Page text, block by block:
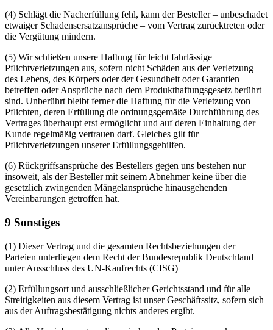
(4) Schlägt die Nacherfüllung fehl, kann der Besteller – unbeschadet
etwaiger Schadensersatzansprüche – vom Vertrag zurücktreten oder
die Vergütung mindern.
(5) Wir schließen unsere Haftung für leicht fahrlässige
Pflichtverletzungen aus, sofern nicht Schäden aus der Verletzung
des Lebens, des Körpers oder der Gesundheit oder Garantien
betreffen oder Ansprüche nach dem Produkthaftungsgesetz berührt
sind. Unberührt bleibt ferner die Haftung für die Verletzung von
Pflichten, deren Erfüllung die ordnungsgemäße Durchführung des
Vertrages überhaupt erst ermöglicht und auf deren Einhaltung der
Kunde regelmäßig vertrauen darf. Gleiches gilt für
Pflichtverletzungen unserer Erfüllungsgehilfen.
(6) Rückgriffsansprüche des Bestellers gegen uns bestehen nur
insoweit, als der Besteller mit seinem Abnehmer keine über die
gesetzlich zwingenden Mängelansprüche hinausgehenden
Vereinbarungen getroffen hat.
9 Sonstiges
(1) Dieser Vertrag und die gesamten Rechtsbeziehungen der
Parteien unterliegen dem Recht der Bundesrepublik Deutschland
unter Ausschluss des UN-Kaufrechts (CISG)
(2) Erfüllungsort und ausschließlicher Gerichtsstand und für alle
Streitigkeiten aus diesem Vertrag ist unser Geschäftssitz, sofern sich
aus der Auftragsbestätigung nichts anderes ergibt.